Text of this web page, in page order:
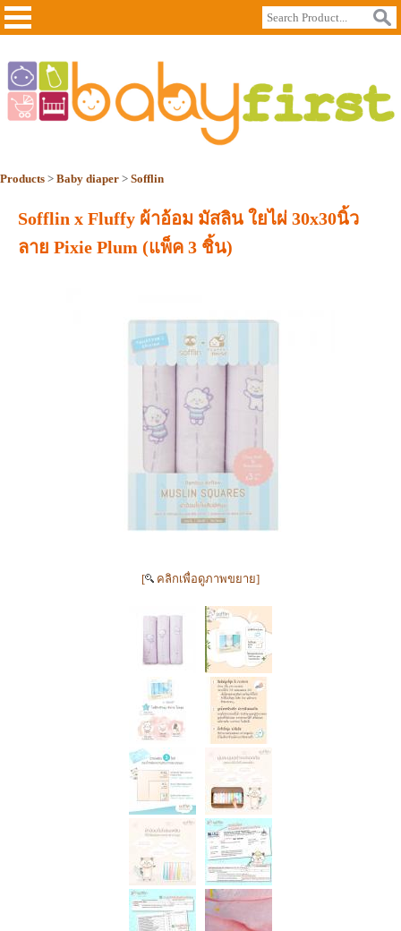
Products > Baby diaper > Sofflin
Sofflin x Fluffy ผ้าอ้อม มัสลิน ใยไผ่ 30x30นิ้ว
ลาย Pixie Plum (แพ็ค 3 ชิ้น)
[ คลิกเพื่อดูภาพขยาย]